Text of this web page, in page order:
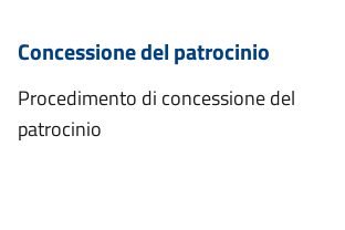
Concessione del patrocinio
Procedimento di concessione del
patrocinio